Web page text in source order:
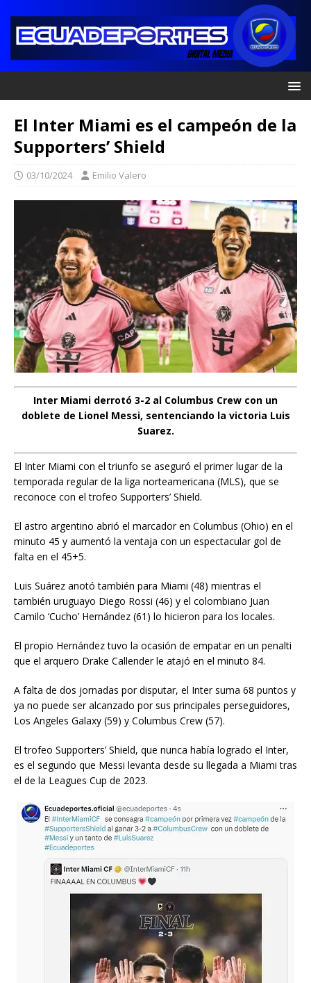
El Inter Miami es el campeón de la
Supporters’ Shield
03/10/2024 Emilio Valero
Inter Miami derrotó 3-2 al Columbus Crew con un
doblete de Lionel Messi, sentenciando la victoria Luis
Suarez.
El Inter Miami con el triunfo se aseguró el primer lugar de la
temporada regular de la liga norteamericana (MLS), que se
reconoce con el trofeo Supporters’ Shield.
El astro argentino abrió el marcador en Columbus (Ohio) en el
minuto 45 y aumentó la ventaja con un espectacular gol de
falta en el 45+5.
Luis Suárez anotó también para Miami (48) mientras el
también uruguayo Diego Rossi (46) y el colombiano Juan
Camilo ‘Cucho’ Hernández (61) lo hicieron para los locales.
El propio Hernández tuvo la ocasión de empatar en un penalti
que el arquero Drake Callender le atajó en el minuto 84.
A falta de dos jornadas por disputar, el Inter suma 68 puntos y
ya no puede ser alcanzado por sus principales perseguidores,
Los Angeles Galaxy (59) y Columbus Crew (57).
El trofeo Supporters’ Shield, que nunca había logrado el Inter,
es el segundo que Messi levanta desde su llegada a Miami tras
el de la Leagues Cup de 2023.